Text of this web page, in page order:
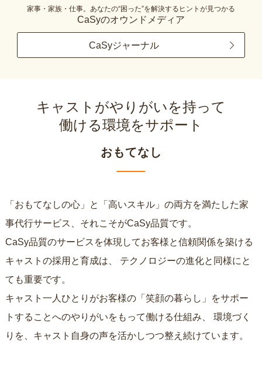
家事・家族・仕事。あなたの“困った”を解決するヒントが見つかる
CaSyのオウンドメディア
CaSyジャーナル
キャストがやりがいを持って
働ける環境をサポート
おもてなし
「おもてなしの心」と「高いスキル」の両方を満たした家
事代行サービス、それこそがCaSy品質です。
CaSy品質のサービスを体現してお客様と信頼関係を築ける
キャストの採用と育成は、
ても重要です。
キャスト一人ひとりがお客様の「笑顔の暮らし」をサポー
トすることへのやりがいをもって働ける仕組み、
りを、キャスト自身の声を活かしつつ整え続けています。